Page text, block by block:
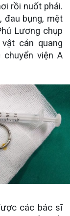
rồi nuốt phải.
đau bụng, mệt
Lương chụp
cản quang
viện A
các bác sĩ